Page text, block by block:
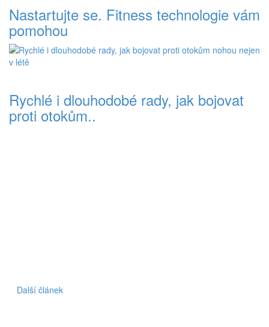
Nastartujte se. Fitness technologie vám
pomohou
Rychlé i dlouhodobé rady, jak bojovat
proti otokům..
Další článek